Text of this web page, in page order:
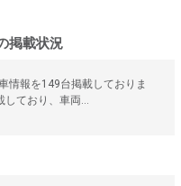
掲載状況
情報を149台掲載しておりま
ており、車両…